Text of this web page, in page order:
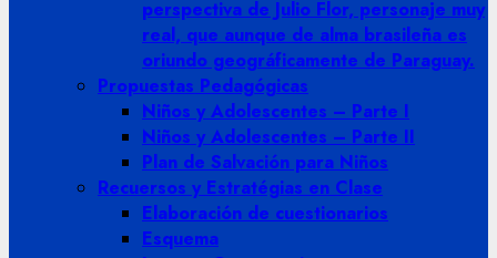
perspectiva de Julio Flor, personaje muy
real, que aunque de alma brasileña es
oriundo geográficamente de Paraguay.
Propuestas Pedagógicas
Niños y Adolescentes – Parte I
Niños y Adolescentes – Parte II
Plan de Salvación para Niños
Recuersos y Estratégias en Clase
Elaboración de cuestionarios
Esquema